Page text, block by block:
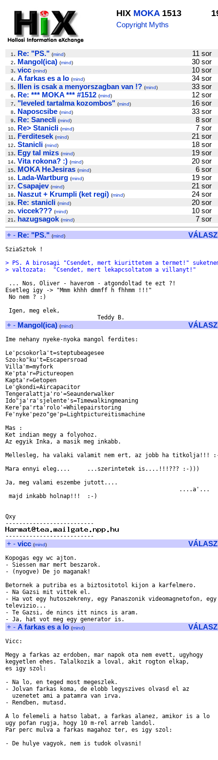
HIX MOKA1513
Copyright Myths
1 . Re: "PS." (mind) 11
2. Mangol(ica) (mind) 30
3. vicc (mind) 10
4. A farkas es a lo (mind) 34
5. Illen is csak a menyorszagban van !? (mind) 33
6. Re: *** MOKA *** #1512 (mind) 12
7. "leveled tartalma kozombos" (mind) 16
8. Naposcsibe (mind) 33
9. Re: Sanecli (mind) 8
10. Re> Stanicli (mind) 7
11 . Ferditesek (mind) 21
12. Stanicli (mind) 18
13. Egy tal mizs (mind) 19
14. Vita rokona? :) (mind) 20
15. MOKA HeJesiras (mind) 6
16. Lada-Wartburg (mind) 19
17. Csapajev (mind) 21
18. Naszut + Krumpli (ket regi) (mind) 24
19. Re: stanicli (mind) 20
20. viccek??? (mind) 10
21 . hazugsagok (mind)
7
+ - Re: "PS." (mind) VÁLASZ
SziaSztok !
> PS. A birosagi "Csendet, mert kiurittetem a termet!"
> valtozata:  "Csendet, mert lekapcsoltatom a villanyt!"
... Nos, Oliver - haverom - atgondoltad te ezt ?!
Esetleg igy -> "Mmm khhh dmmff h fhhmm !!!"
No nem ? :)
Igen, meg elek,
+ - Mangol(ica) (mind) VÁLASZ
Ime nehany nyeke-nyoka mangol ferdites:
Le'pcsokorla't=steptubeagesee
Szo:ko"ku't=Escapersroad
Villa'm=myfork
Ke'pta'r=Pictureopen
Kapta'r=Getopen
Le'gkondi=Aircapacitor
Tengeralattja'ro'=Seaunderwalker
Ido"ja'ra'sjelente's=Timewalkingmeaning
Kere'pa'rta'rolo'=Whilepairstoring
Fe'nyke'pezo"ge'p=Lightpictureitismachine
Mas :
Ket indian megy a folyohoz.
Az egyik Inka, a masik meg inkabb.
Mellesleg, ha valaki valamit nem ert, az jobb ha titkolja!!!
Mara ennyi eleg....     ...szerintetek is....!!!??? :-)))
Ja, meg valami eszembe jutott....
                                                   ....a'...
majd inkabb holnap!!!  :-)
Qxy
+ - vicc (mind) VÁLASZ
Kopogas egy wc ajton.
- Siessen mar mert beszarok.
- (nyogve) De jo maganak!
Betornek a putriba es a biztositotol kijon a karfelmero.
- Na Gazsi mit vittek el.
- Ha vot egy hutoszekreny, egy Panaszonik videomagnetofon,
televizio...
- Te Gazsi, de nincs itt nincs is aram.
+ - A farkas es a lo (mind) VÁLASZ
Vicc:
Megy a farkas az erdoben, mar napok ota nem evett, ugyhogy
kegyetlen ehes. Talalkozik a loval, akit rogton elkap,
es igy szol:
- Na lo, en teged most megeszlek.
- Jolvan farkas koma, de elobb legyszives olvasd el az
  uzenetet ami a patamra van irva.
- Rendben, mutasd.
A lo felemeli a hatso labat, a farkas alanez, amikor is a lo
ugy pofan rugja, hogy 10 m-rel arreb landol.
Par perc mulva a farkas magahoz ter, es igy szol:
- De hulye vagyok, nem is tudok olvasni!